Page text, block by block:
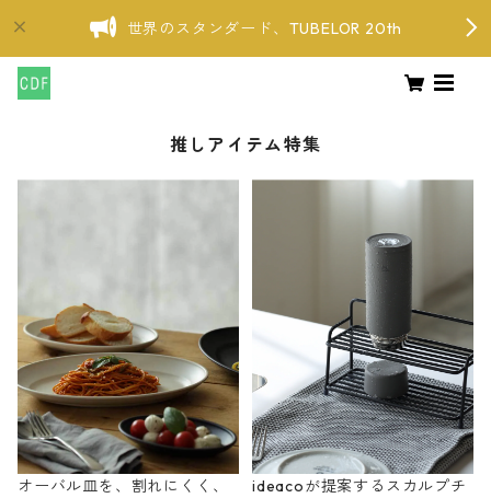
世界のスタンダード、TUBELOR 20th
推しアイテム特集
オーバル皿を、割れにくく、
ideacoが提案するスカルプチ